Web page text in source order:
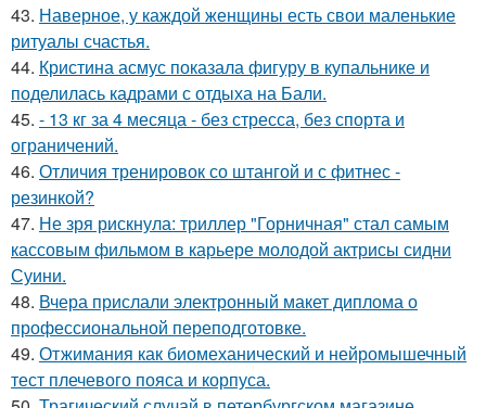
43. Наверное, у каждой женщины есть свои маленькие
ритуалы счастья.
44. Кристина асмус показала фигуру в купальнике и
поделилась кадрами с отдыха на Бали.
45. - 13 кг за 4 месяца - без стресса, без спорта и
ограничений.
46. Отличия тренировок со штангой и с фитнес -
резинкой?
47. Не зря рискнула: триллер "Горничная" стал самым
кассовым фильмом в карьере молодой актрисы сидни
Суини.
48. Вчера прислали электронный макет диплома о
профессиональной переподготовке.
49. Отжимания как биомеханический и нейромышечный
тест плечевого пояса и корпуса.